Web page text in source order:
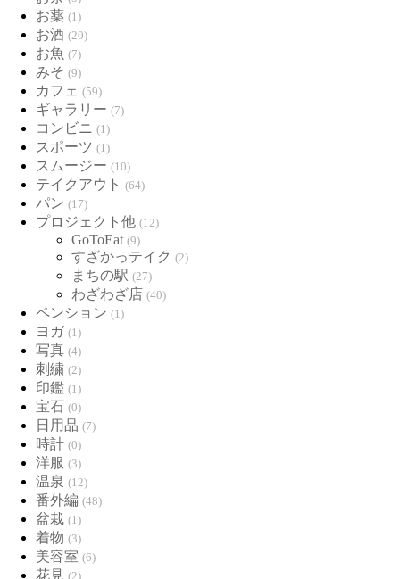
お薬 (1)
お酒 (20)
お魚 (7)
みそ (9)
カフェ (59)
ギャラリー (7)
コンビニ (1)
スポーツ (1)
スムージー (10)
テイクアウト (64)
パン (17)
プロジェクト他 (12)
GoToEat (9)
すざかっテイク (2)
まちの駅 (27)
わざわざ店 (40)
ペンション (1)
ヨガ (1)
写真 (4)
刺繍 (2)
印鑑 (1)
宝石 (0)
日用品 (7)
時計 (0)
洋服 (3)
温泉 (12)
番外編 (48)
盆栽 (1)
着物 (3)
美容室 (6)
花見 (2)